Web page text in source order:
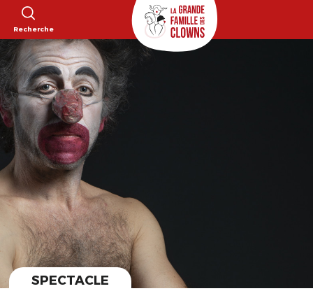
Recherche
SPECTACLE